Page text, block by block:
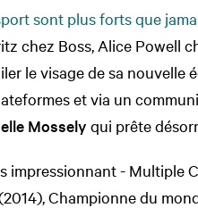
sont plus forts que
chez Boss, Alice Powell
le visage de sa nouvelle
et via un
Mossely qui prête
impressionnant - Multiple
Championne du